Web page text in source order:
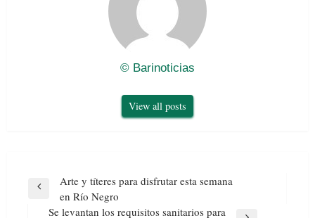
© Barinoticias
View all posts
Navegación
entradas
Previous
Arte y títeres para disfrutar esta semana
en Río Negro
Se levantan los requisitos sanitarios para